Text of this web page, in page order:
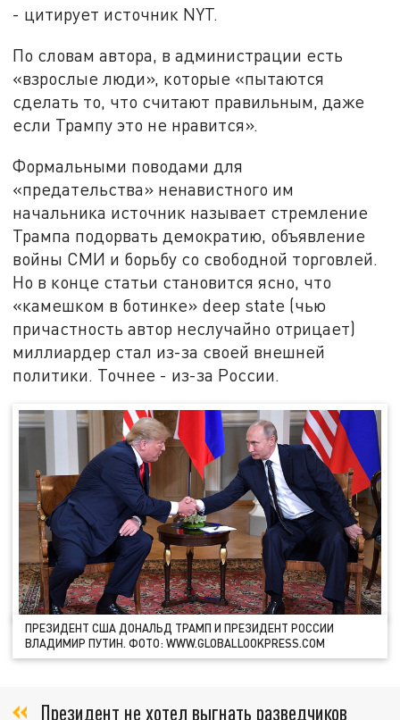
- цитирует источник NYT.
По словам автора, в администрации есть
«взрослые люди», которые «пытаются
сделать то, что считают правильным, даже
если Трампу это не нравится».
Формальными поводами для
«предательства» ненавистного им
начальника источник называет стремление
Трампа подорвать демократию, объявление
войны СМИ и борьбу со свободной торговлей.
Но в конце статьи становится ясно, что
«камешком в ботинке» deep state (чью
причастность автор неслучайно отрицает)
миллиардер стал из-за своей внешней
политики. Точнее - из-за России.
ПРЕЗИДЕНТ США ДОНАЛЬД ТРАМП И ПРЕЗИДЕНТ РОССИИ
ВЛАДИМИР ПУТИН. ФОТО: WWW.GLOBALLOOKPRESS.COM
Президент не хотел выгнать разведчиков